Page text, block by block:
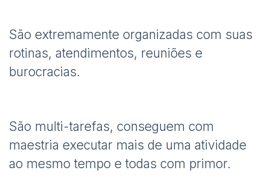
São extremamente organizadas com suas
rotinas, atendimentos, reuniões e
burocracias.
São multi-tarefas, conseguem com
maestria executar mais de uma atividade
ao mesmo tempo e todas com primor.